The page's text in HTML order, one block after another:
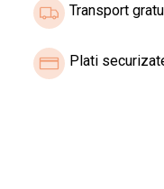
Transport
Plati